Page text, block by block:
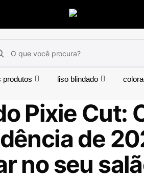
produtos liso blindado
Pixie Cut:
de
no seu